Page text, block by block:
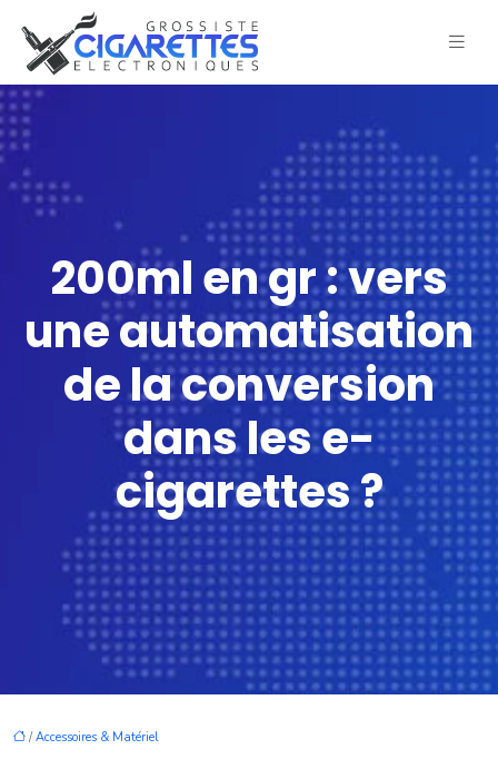
200ml en gr : vers
une automatisation
de la conversion
dans les e-
cigarettes ?
/Accessoires & Matériel